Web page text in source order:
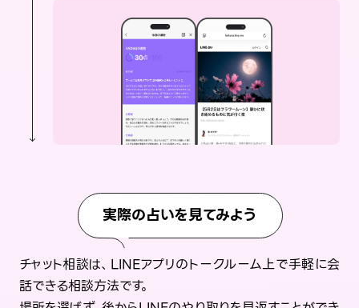
実際の占いを見てみよう
チャット相談は、LINEアプリのトークルーム上で手軽に会
話できる相談方法です。